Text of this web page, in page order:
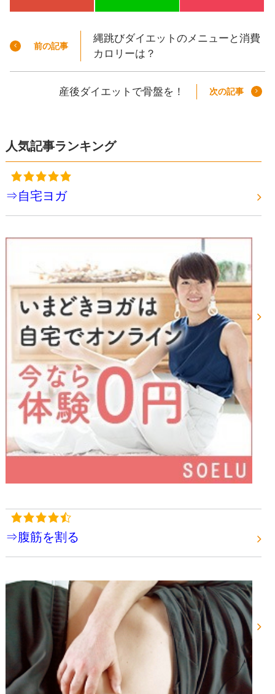
前の記事
縄跳びダイエットのメニューと消費
カロリーは？
次の記事
産後ダイエットで骨盤を！
人気記事ランキング
⇒自宅ヨガ
⇒腹筋を割る